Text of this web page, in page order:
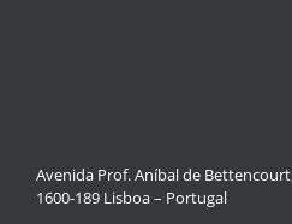
Avenida Prof. Aníbal de
1600-189 Lisboa – Portugal